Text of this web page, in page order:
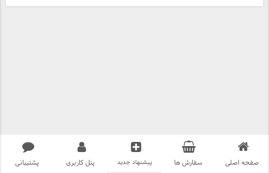
صفحه اصلی سفارش ها پیشنهاد جدید پنل کاربری پشتیبانی